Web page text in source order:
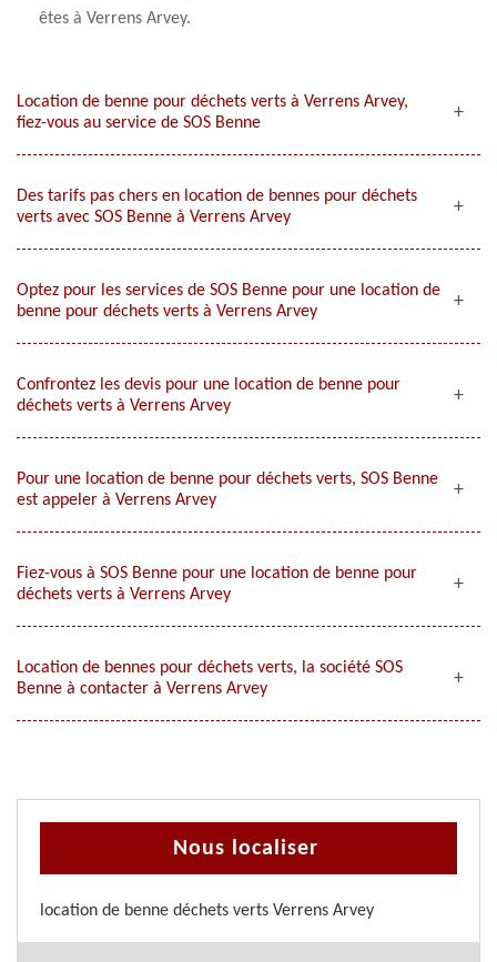
êtes à Verrens Arvey.
Location de benne pour déchets verts à Verrens Arvey,
fiez-vous au service de SOS Benne
Des tarifs pas chers en location de bennes pour déchets
verts avec SOS Benne à Verrens Arvey
Optez pour les services de SOS Benne pour une location de
benne pour déchets verts à Verrens Arvey
Confrontez les devis pour une location de benne pour
déchets verts à Verrens Arvey
Pour une location de benne pour déchets verts, SOS Benne
est appeler à Verrens Arvey
Fiez-vous à SOS Benne pour une location de benne pour
déchets verts à Verrens Arvey
Location de bennes pour déchets verts, la société SOS
Benne à contacter à Verrens Arvey
Nous localiser
location de benne déchets verts Verrens Arvey